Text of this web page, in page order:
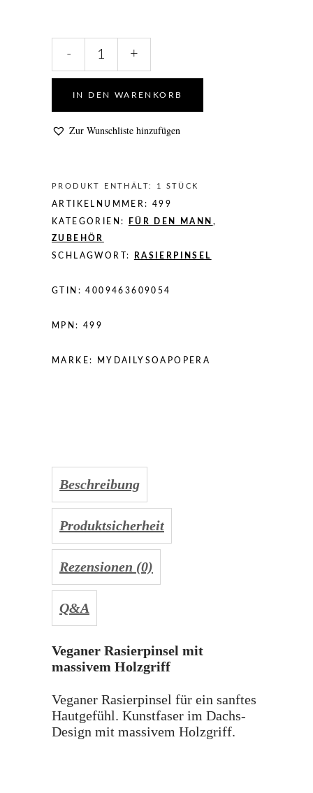
Rasierpinsel
mit
massivem
Holzgriff
quantity
- +
IN DEN WARENKORB
Zur Wunschliste hinzufügen
PRODUKT ENTHÄLT: 1 STÜCK
ARTIKELNUMMER: 499
KATEGORIEN: FÜR DEN MANN ,
ZUBEHÖR
SCHLAGWORT: RASIERPINSEL
GTIN:4009463609054
MPN: 499
MARKE: MYDAILYSOAPOPERA
Beschreibung
Produktsicherheit
Rezensionen (0)
Q&A
Veganer Rasierpinsel mit
massivem Holzgriff
Veganer Rasierpinsel für ein sanftes
Hautgefühl. Kunstfaser im Dachs-
Design mit massivem Holzgriff.